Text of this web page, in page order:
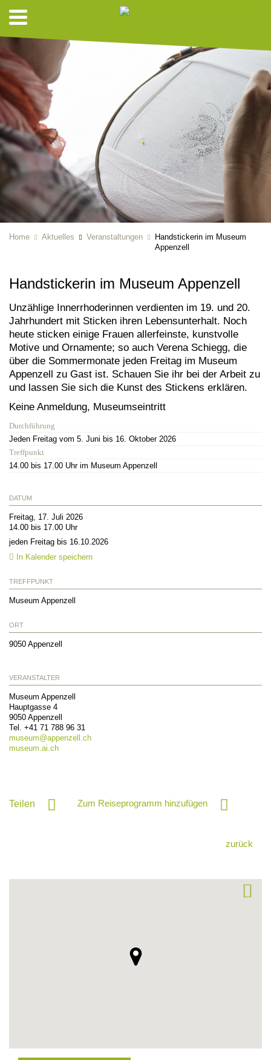
Home Aktuelles Veranstaltungen
Handstickerin im Museum
Appenzell
Handstickerin im Museum Appenzell
Unzählige Innerrhoderinnen verdienten im 19. und 20.
Jahrhundert mit Sticken ihren Lebensunterhalt. Noch
heute sticken einige Frauen allerfeinste, kunstvolle
Motive und Ornamente; so auch Verena Schiegg, die
über die Sommermonate jeden Freitag im Museum
Appenzell zu Gast ist. Schauen Sie ihr bei der Arbeit zu
und lassen Sie sich die Kunst des Stickens erklären.
Keine Anmeldung, Museumseintritt
Durchführung
Jeden Freitag vom 5. Juni bis 16. Oktober 2026
Treffpunkt
14.00 bis 17.00 Uhr im Museum Appenzell
DATUM
Freitag, 17. Juli 2026
14.00 bis 17.00 Uhr
jeden Freitag bis 16.10.2026
In Kalender speichern
TREFFPUNKT
Museum Appenzell
ORT
9050 Appenzell
VERANSTALTER
Museum Appenzell
Hauptgasse 4
9050 Appenzell
Tel. +41 71 788 96 31
museum@appenzell.ch
museum.ai.ch
Teilen Zum Reiseprogramm hinzufügen
zurück